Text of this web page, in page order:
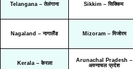
Telangana – तेलंगाना Sikkim – सिक्किम
Nagaland – नागालैंड Mizoram – मिजोरम
Kerala – केरला
Arunachal Pradesh –
अरुणाचल प्रदेश